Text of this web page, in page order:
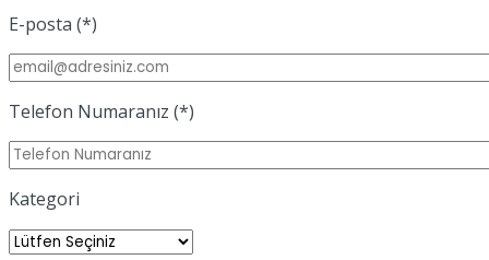
E-posta (*)
Telefon Numaranız (*)
Kategori